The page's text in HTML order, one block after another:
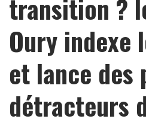
transition ?
Oury indexe
et lance des
détracteurs